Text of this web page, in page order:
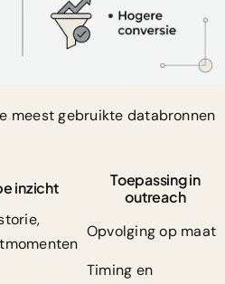
meest gebruikte databronnen
inzicht
Toepassing in
outreach
Opvolging op maat
Timing en